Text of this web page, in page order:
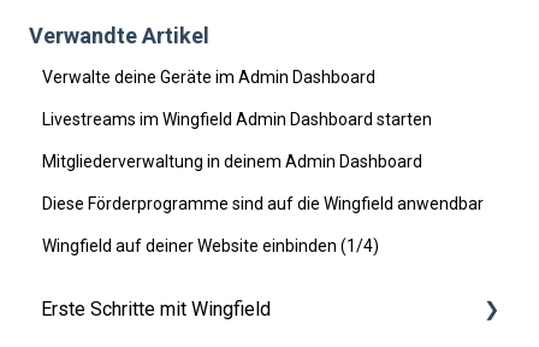
Verwandte Artikel
Verwalte deine Geräte im Admin Dashboard
Livestreams im Wingfield Admin Dashboard starten
Mitgliederverwaltung in deinem Admin Dashboard
Diese Förderprogramme sind auf die Wingfield anwendbar
Wingfield auf deiner Website einbinden (1/4)
Erste Schritte mit Wingfield